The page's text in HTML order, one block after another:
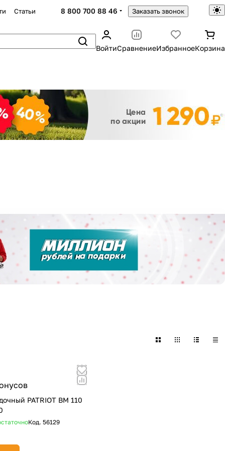
Статьи 8 800 700 88 46 Заказать звонок
ВойтиСравнениеИзбранноеКорзина
PATRIOT ВМ 110
Код. 56129
Закрыть